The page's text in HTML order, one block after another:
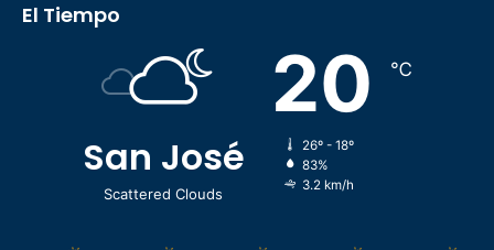
El Tiempo
San José
Scattered Clouds
20 ℃
26º - 18º
83%
3.2 km/h